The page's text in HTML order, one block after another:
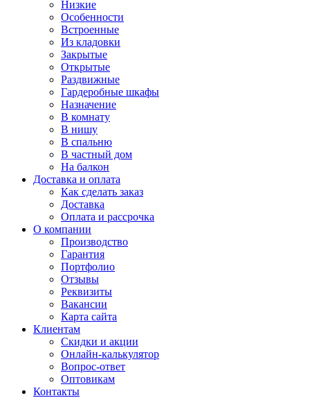
Низкие
Особенности
Встроенные
Из кладовки
Закрытые
Открытые
Раздвижные
Гардеробные шкафы
Назначение
В комнату
В нишу
В спальню
В частный дом
На балкон
Доставка и оплата
Как сделать заказ
Доставка
Оплата и рассрочка
О компании
Производство
Гарантия
Портфолио
Отзывы
Реквизиты
Вакансии
Карта сайта
Клиентам
Скидки и акции
Онлайн-калькулятор
Вопрос-ответ
Оптовикам
Контакты